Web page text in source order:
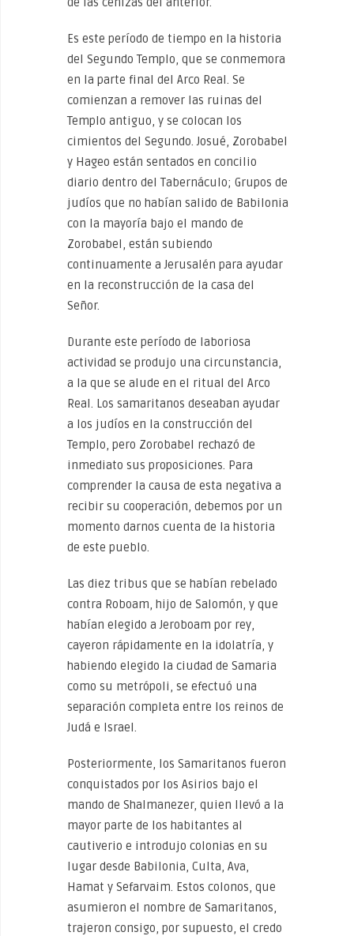
Es este período de tiempo en la historia
del Segundo Templo, que se conmemora
en la parte final del Arco Real. Se
comienzan a remover las ruinas del
Templo antiguo, y se colocan los
cimientos del Segundo. Josué, Zorobabel
y Hageo están sentados en concilio
diario dentro del Tabernáculo; Grupos de
judíos que no habían salido de Babilonia
con la mayoría bajo el mando de
Zorobabel, están subiendo
continuamente a Jerusalén para ayudar
en la reconstrucción de la casa del
Señor.
Durante este período de laboriosa
actividad se produjo una circunstancia,
a la que se alude en el ritual del Arco
Real. Los samaritanos deseaban ayudar
a los judíos en la construcción del
Templo, pero Zorobabel rechazó de
inmediato sus proposiciones. Para
comprender la causa de esta negativa a
recibir su cooperación, debemos por un
momento darnos cuenta de la historia
de este pueblo.
Las diez tribus que se habían rebelado
contra Roboam, hijo de Salomón, y que
habían elegido a Jeroboam por rey,
cayeron rápidamente en la idolatría, y
habiendo elegido la ciudad de Samaria
como su metrópoli, se efectuó una
separación completa entre los reinos de
Judá e Israel.
Posteriormente, los Samaritanos fueron
conquistados por los Asirios bajo el
mando de Shalmanezer, quien llevó a la
mayor parte de los habitantes al
cautiverio e introdujo colonias en su
lugar desde Babilonia, Culta, Ava,
Hamat y Sefarvaim. Estos colonos, que
asumieron el nombre de Samaritanos,
trajeron consigo, por supuesto, el credo